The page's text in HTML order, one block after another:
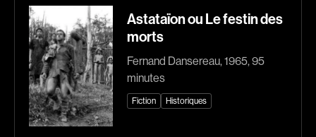
Indépendants
Musicaux
Romantiques
Sports
Thrillers
Western
Astataïon ou Le festin des
morts
Fernand Dansereau, 1965, 95
minutes
Fiction Historiques